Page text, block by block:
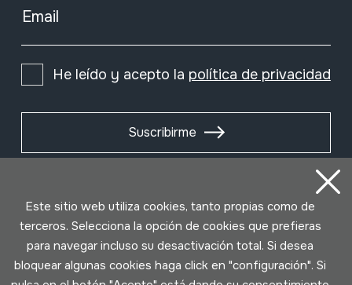
Email
He leído y acepto la política de privacidad
Suscribirme
Este sitio web utiliza cookies, tanto propias como de
terceros. Selecciona la opción de cookies que prefieras
para navegar incluso su desactivación total. Si desea
bloquear algunas cookies haga click en "configuración". Si